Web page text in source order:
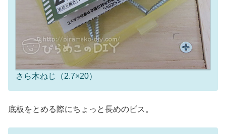
さら木ねじ（2.7×20）
底板をとめる際にちょっと長めのビス。